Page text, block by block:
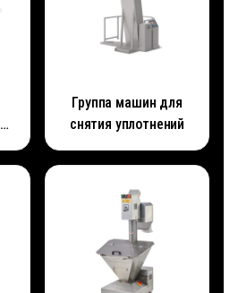
Группа машин для
снятия уплотнений